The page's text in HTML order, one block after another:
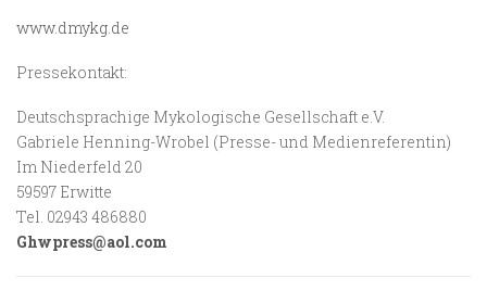
www.dmykg.de
Pressekontakt:
Deutschsprachige Mykologische Gesellschaft e.V.
Gabriele Henning-Wrobel (Presse- und Medienreferentin)
Im Niederfeld 20
59597 Erwitte
Tel. 02943 486880
Ghwpress@aol.com